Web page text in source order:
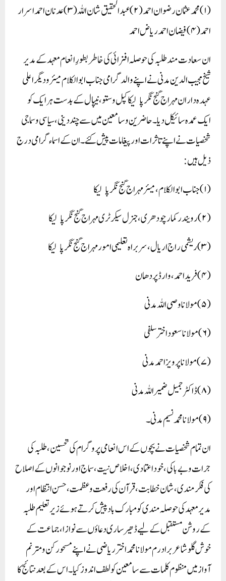
(۱) محمد عثمان رضوان احمد (۲) عبدالحقیق شا ن اللہ (۳) عدنان احمد اسرار
احمد (۴) فیضان احمد ریاض احمد
ان سعادت مند طلبہ کی حوصلہ افزائی کی خاطر بطورِ انعام معہد کے مدیر
شیخ مجیب الدین مدنی نے اپنے والد گرامی جناب ابوالکلام میئر ودیگر اعلی
عہدہ داران مہراج گنج نگر پالیکا کپل وستو، نیپال کے بدست ہرایک کو
ایک عمدہ سائیکل دیا۔ حاضرین وسامعین میں سے چنددینی، سیاسی وسماجی
شخصیات نے اپنے تاثرات اور پیغامات پیش کئے۔ ان کے اسماء گرامی درج
ذیل ہیں:
(۱) جناب ابو الکلام، میئر مہراج گنج نگر پالیکا
(۲) رویندر کمار چودھری، جنرل سیکرٹری مہراج گنج نگر پالیکا
(۳) ریشمی راج اریال، سربراہ تعلیمی امور مہراج گنج نگر پالیکا
(۴) فرید احمد، وارڈ پردھان
(۵)مولانا وصی اللہ مدنی
(۶) مولانا سعود اختر سلفی
(۷)مولانا پرویزاحمدمدنی
(۸)ڈاکٹر جمیل ضمیر اللہ مدنی
(۹) مولانا محمد نسیم مدنی۔
ان تمام شخصیات نے بچوں کے اس انعامی پروگرام کی تحسین، طلبہ کی
جرات وبے باکی، خود اعتمادی، اخلاص نیت، سماج اور نوجوانوں کے اصلاح
کی فکرمندی،شان خطابت،قرآن کی رفعت وعظمت، حسن انتظام اور
مدیر معہد کی حوصلہ مندی کو مبارک باد پیش کرتے ہوئے زیرتعلیم طلبہ
کے روشن مستقبل کے لیے ڈھیر ساری دعاؤں سے نوازا،جماعت کے
خوش گلو شاعر برادرم مولانا محمد اختر ریاضی نے اپنے مسحور کن ومترنم
آواز میں منظوم کلمات سے سامعین کو لطف اندوز کیا۔ اس کے بعد نتائج کا